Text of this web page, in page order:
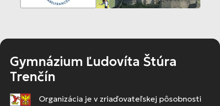
Gymnázium Ľudovíta Štúra
Trenčín
Organizácia je v zriaďovateľskej pôsobnosti